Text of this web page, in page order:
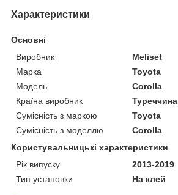
Характеристики
Основні
Виробник
Meliset
Марка
Toyota
Модель
Corolla
Країна виробник
Туреччина
Сумісність з маркою
Toyota
Сумісність з моделлю
Corolla
Користувальницькі характеристики
Рік випуску
2013-2019
Тип установки
На клей